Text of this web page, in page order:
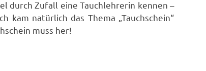
durch Zufall eine Tauchlehrerin kennen –
kam natürlich das Thema „Tauchschein“
muss her!